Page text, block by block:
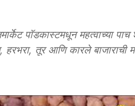
पाॅडकास्टमधून महत्वाच्या पाच
तूर आणि कारले बाजाराची